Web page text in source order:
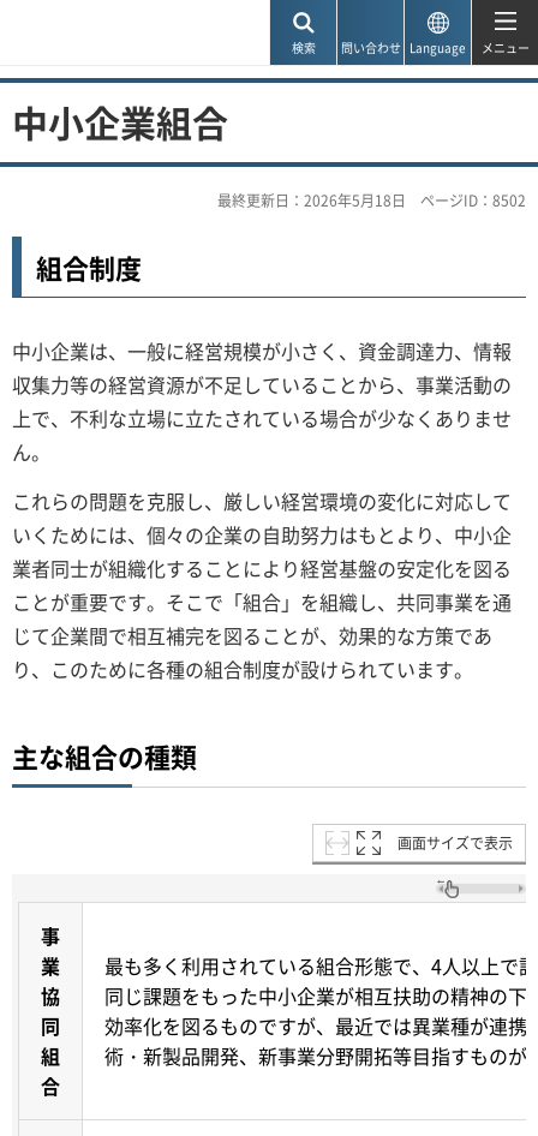
検索 問い合わせ Language メニュー
中小企業組合
最終更新日：2026年5月18日 ページID：8502
組合制度
中小企業は、一般に経営規模が小さく、資金調達力、情報
収集力等の経営資源が不足していることから、事業活動の
上で、不利な立場に立たされている場合が少なくありませ
ん。
これらの問題を克服し、厳しい経営環境の変化に対応して
いくためには、個々の企業の自助努力はもとより、中小企
業者同士が組織化することにより経営基盤の安定化を図る
ことが重要です。そこで「組合」を組織し、共同事業を通
じて企業間で相互補完を図ることが、効果的な方策であ
り、このために各種の組合制度が設けられています。
主な組合の種類
画面サイズで表示
事
業
協
同
組
合
最も多く利用されている組合形態で、4人以上で
同じ課題をもった中小企業が相互扶助の精神の下
効率化を図るものですが、最近では異業種が連携
術・新製品開発、新事業分野開拓等目指すものが